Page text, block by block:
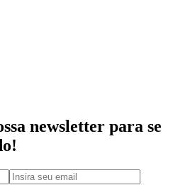
newsletter para se